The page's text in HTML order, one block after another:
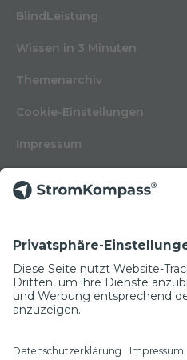
BlindLeistung
Wissen in 3 Minuten
Themenarchiv
Cookie-Einstellungen
Impressum
Kontakt
Glossar